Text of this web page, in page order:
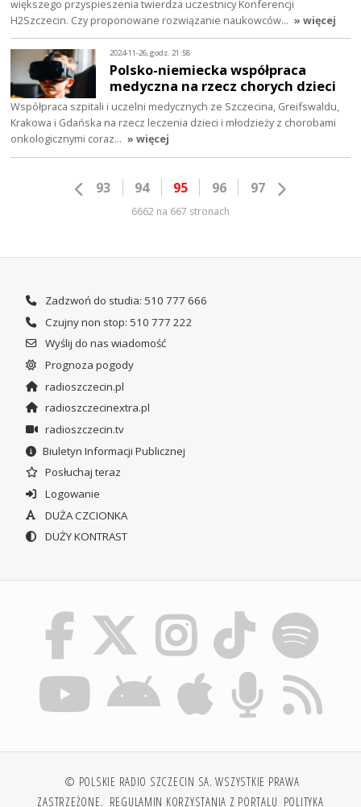
większego przyspieszenia twierdza uczestnicy Konferencji
H2Szczecin. Czy proponowane rozwiązanie naukowców… » więcej
2024-11-26, godz. 21:58
Polsko-niemiecka współpraca
medyczna na rzecz chorych dzieci
Współpraca szpitali i uczelni medycznych ze Szczecina, Greifswaldu,
Krakowa i Gdańska na rzecz leczenia dzieci i młodzieży z chorobami
onkologicznymi coraz… » więcej
93 94 95 96 97
6662 na 667 stronach
Zadzwoń do studia: 510 777 666
Czujny non stop: 510 777 222
Wyślij do nas wiadomość
Prognoza pogody
radioszczecin.pl
radioszczecinextra.pl
radioszczecin.tv
Biuletyn Informacji Publicznej
Posłuchaj teraz
Logowanie
DUŻA CZCIONKA
DUŻY KONTRAST
© POLSKIE RADIO SZCZECIN SA. WSZYSTKIE PRAWA
ZASTRZEŻONE. REGULAMIN KORZYSTANIA Z PORTALU POLITYKA